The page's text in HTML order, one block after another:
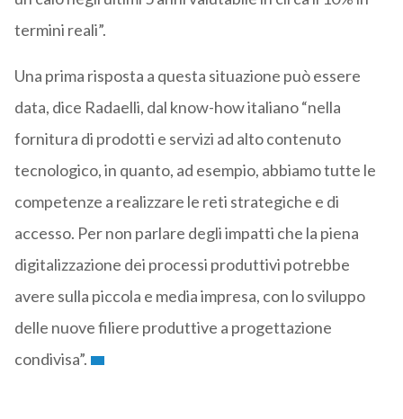
termini reali”.
Una prima risposta a questa situazione può essere
data, dice Radaelli, dal know-how italiano “nella
fornitura di prodotti e servizi ad alto contenuto
tecnologico, in quanto, ad esempio, abbiamo tutte le
competenze a realizzare le reti strategiche e di
accesso. Per non parlare degli impatti che la piena
digitalizzazione dei processi produttivi potrebbe
avere sulla piccola e media impresa, con lo sviluppo
delle nuove filiere produttive a progettazione
condivisa”.